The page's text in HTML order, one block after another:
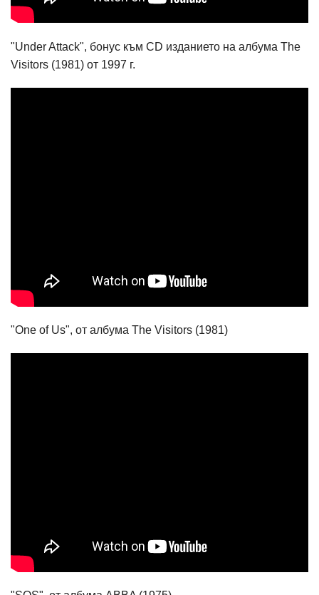
"Under Attack", бонус към CD изданието на албума The
Visitors (1981) от 1997 г.
"One of Us", от албума The Visitors (1981)